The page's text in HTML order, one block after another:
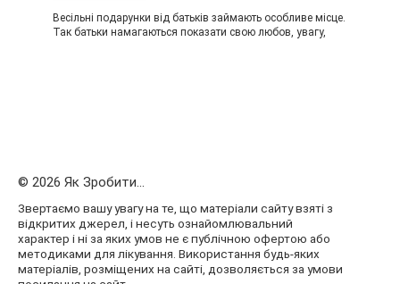
Весільні подарунки від батьків займають особливе місце.
Так батьки намагаються показати свою любов, увагу,
© 2026 Як Зробити...
Звертаємо вашу увагу на те, що матеріали сайту взяті з
відкритих джерел, і несуть ознайомлювальний
характер і ні за яких умов не є публічною офертою або
методиками для лікування. Використання будь-яких
матеріалів, розміщених на сайті, дозволяється за умови